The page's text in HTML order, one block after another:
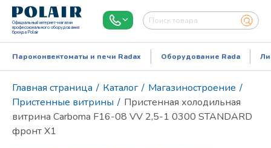
Официальный интернет-магазин
профессионального оборудования
бренда Polair
Пароконвектоматы и печи Radax Оборудование Rada
Главная страница / Каталог / Магазиностроение /
Пристенные витрины / Пристенная холодильная
витрина Carboma F16-08 VV 2,5-1 0300 STANDARD
фронт X1